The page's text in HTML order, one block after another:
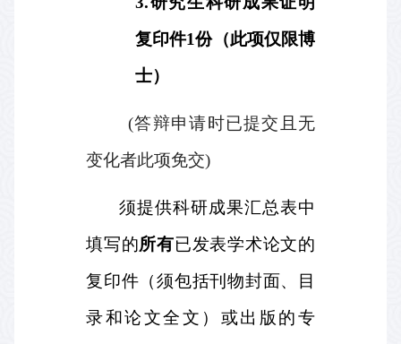
复印件1份（此项仅限博
士）
(答辩申请时已提交且无
变化者此项免交)
须提供科研成果汇总表中
填写的所有已发表学术论文的
复印件（须包括刊物封面、目
录和论文全文）或出版的专